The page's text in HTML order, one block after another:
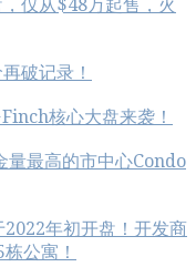
仅从$48万起售，火
破记录！
核心大盘来袭！
量最高的市中心Condo
年初开盘！开发商
公寓！